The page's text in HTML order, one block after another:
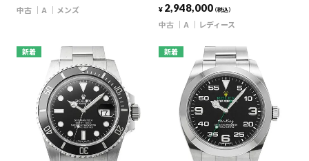
中古 A メンズ ¥ 2,948,000（税込）
中古 A レディース
新着 新着